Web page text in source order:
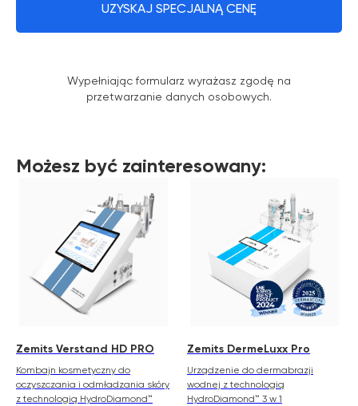
UZYSKAJ SPECJALNĄ CENĘ
Wypełniając formularz wyrażasz zgodę na
przetwarzanie danych osobowych.
Możesz być zainteresowany:
Zemits Verstand HD PRO
Kombajn kosmetyczny do
oczyszczania i odmładzania skóry
z technologią HydroDiamond™
Zemits DermeLuxx Pro
Urządzenie do dermabrazji
wodnej z technologią
HydroDiamond™ 3 w 1